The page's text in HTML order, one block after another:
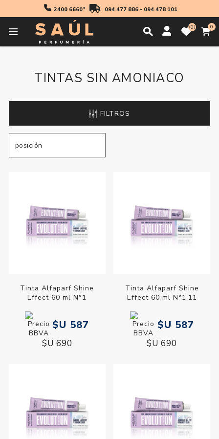
2400 6660* 094 477 886- 094 478 101
0 0
Profesionales
TINTAS SIN AMONIACO
FILTROS
Tinta Alfaparf Shine
Effect 60 ml N°1
$U 587
$U 690
Tinta Alfaparf Shine
Effect 60 ml N°1.11
$U 587
$U 690